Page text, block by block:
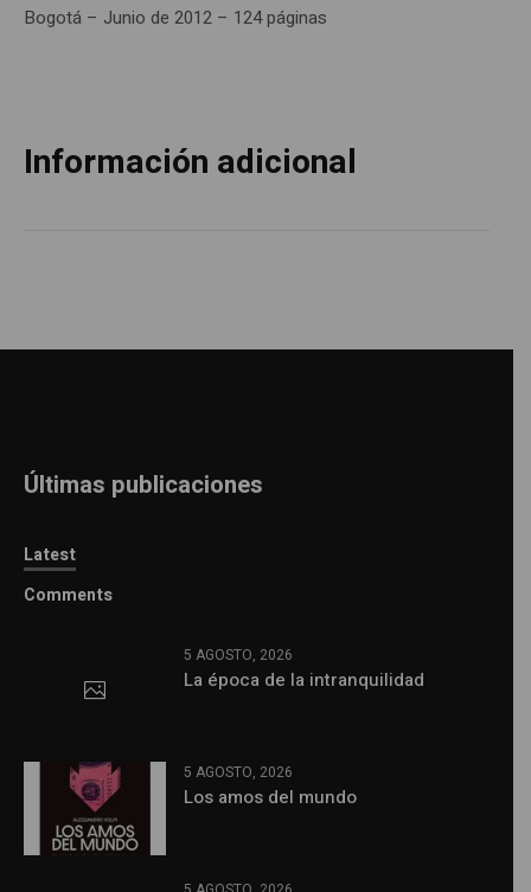
Bogotá – Junio de 2012 – 124 páginas
Información adicional
Últimas publicaciones
Latest
Comments
5 AGOSTO, 2026
La época de la intranquilidad
5 AGOSTO, 2026
Los amos del mundo